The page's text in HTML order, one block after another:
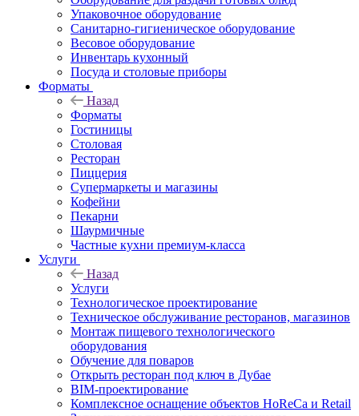
Упаковочное оборудование
Санитарно-гигиеническое оборудование
Весовое оборудование
Инвентарь кухонный
Посуда и столовые приборы
Форматы
Назад
Форматы
Гостиницы
Столовая
Ресторан
Пиццерия
Супермаркеты и магазины
Кофейни
Пекарни
Шаурмичные
Частные кухни премиум-класса
Услуги
Назад
Услуги
Технологическое проектирование
Техническое обслуживание ресторанов, магазинов
Монтаж пищевого технологического
оборудования
Обучение для поваров
Открыть ресторан под ключ в Дубае
BIM-проектирование
Комплексное оснащение объектов HoReCa и Retail